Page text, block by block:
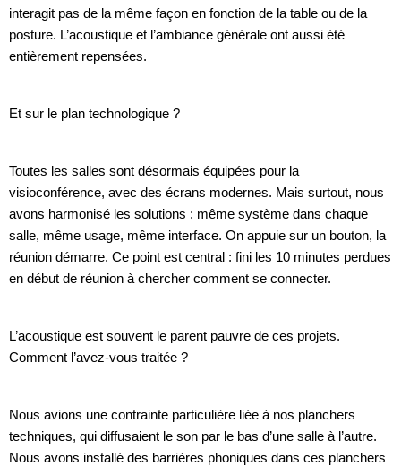
interagit pas de la même façon en fonction de la table ou de la
posture. L’acoustique et l’ambiance générale ont aussi été
entièrement repensées.
Et sur le plan technologique ?
Toutes les salles sont désormais équipées pour la
visioconférence, avec des écrans modernes. Mais surtout, nous
avons harmonisé les solutions : même système dans chaque
salle, même usage, même interface. On appuie sur un bouton, la
réunion démarre. Ce point est central : fini les 10 minutes perdues
en début de réunion à chercher comment se connecter.
L’acoustique est souvent le parent pauvre de ces projets.
Comment l’avez-vous traitée ?
Nous avions une contrainte particulière liée à nos planchers
techniques, qui diffusaient le son par le bas d’une salle à l’autre.
Nous avons installé des barrières phoniques dans ces planchers